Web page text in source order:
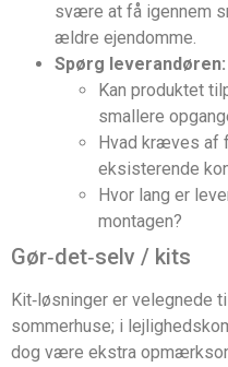
svære at få igennem
ældre ejendomme.
Spørg leverandøren:
Kan produktet
smallere
Hvad kræves af
eksisterende
Hvor lang er
montagen?
Gør‑det‑selv / kits
Kit‑løsninger er velegnede
sommerhuse; i
dog være ekstra